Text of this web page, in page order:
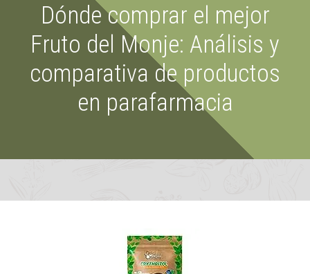
Dónde comprar el mejor
Fruto del Monje: Análisis y
comparativa de productos
en parafarmacia